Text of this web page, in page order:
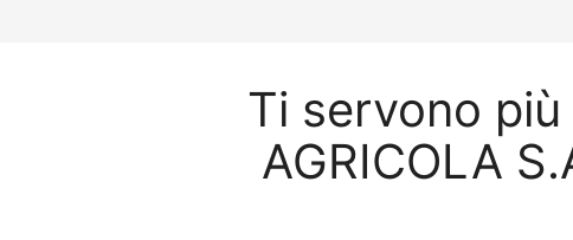
Ti servono più
AGRICOLA